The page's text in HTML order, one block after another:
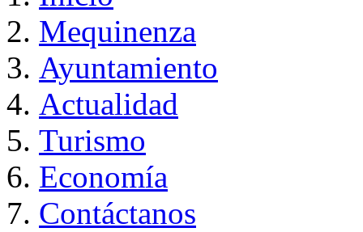
Mequinenza
Ayuntamiento
Actualidad
Turismo
Economía
Contáctanos